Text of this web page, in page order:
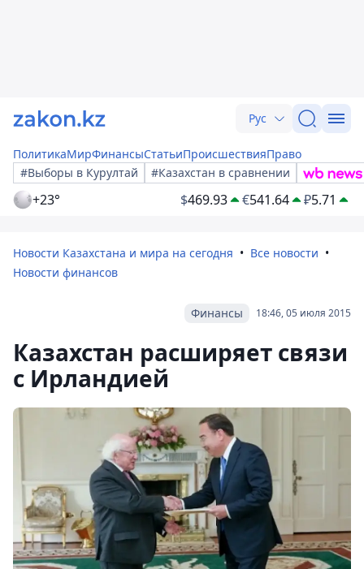
Рус
ПолитикаМирФинансыСтатьиПроисшествияПраво
#Выборы в Курултай
#Казахстан в сравнении
+23° $469.93 €541.64 ₽5.71
Новости Казахстана и мира на сегодня
Все новости
Новости финансов
18:46, 05 июля 2015
Финансы
Казахстан расширяет связи
с Ирландией